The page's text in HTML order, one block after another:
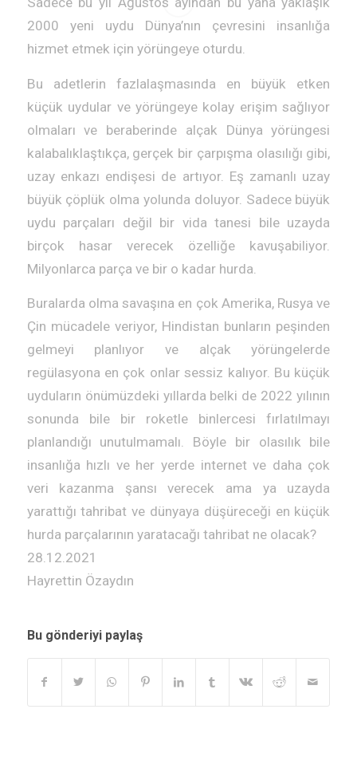
2000 yeni uydu Dünya’nın çevresini insanlığa
hizmet etmek için yörüngeye oturdu.
Bu adetlerin fazlalaşmasında en büyük etken
küçük uydular ve yörüngeye kolay erişim sağlıyor
olmaları ve beraberinde alçak Dünya yörüngesi
kalabalıklaştıkça, gerçek bir çarpışma olasılığı gibi,
uzay enkazı endişesi de artıyor. Eş zamanlı uzay
büyük çöplük olma yolunda doluyor. Sadece büyük
uydu parçaları değil bir vida tanesi bile uzayda
birçok hasar verecek özelliğe kavuşabiliyor.
Milyonlarca parça ve bir o kadar hurda.
Buralarda olma savaşına en çok Amerika, Rusya ve
Çin mücadele veriyor, Hindistan bunların peşinden
gelmeyi planlıyor ve alçak yörüngelerde
regülasyona en çok onlar sessiz kalıyor. Bu küçük
uyduların önümüzdeki yıllarda belki de 2022 yılının
sonunda bile bir roketle binlercesi fırlatılmayı
planlandığı unutulmamalı. Böyle bir olasılık bile
insanlığa hızlı ve her yerde internet ve daha çok
veri kazanma şansı verecek ama ya uzayda
yarattığı tahribat ve dünyaya düşüreceği en küçük
hurda parçalarının yaratacağı tahribat ne olacak?
28.12.2021
Hayrettin Özaydın
Bu gönderiyi paylaş